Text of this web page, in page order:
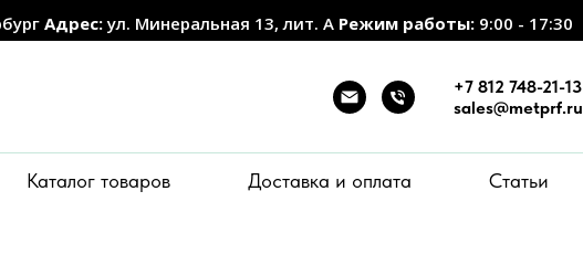
Адрес:ул. Минеральная 13, лит. А Режим работы: 9:00 - 17:30
+7 812 748-21-13
sales@metprf.ru
Каталог товаров Доставка и оплата Статьи